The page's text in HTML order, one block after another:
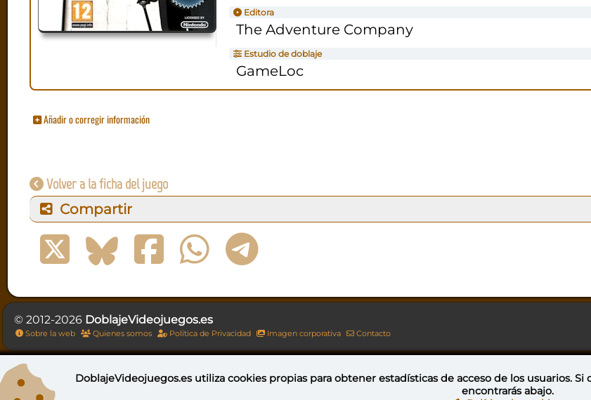
Editora
The Adventure Company
Estudio de doblaje
GameLoc
Añadir o corregir información
Volver a la ficha del juego
Compartir
© 2012-2026 DoblajeVideojuegos.es
Sobre la web Quienes somos Política de Privacidad Imagen corporativa Contacto
Esta obra está bajo una licencia de Creative Commons Reconocimiento-NoComercial-CompartirIgual 4.0
DoblajeVideojuegos.es utilizacookies propiaspara obtener estadísticas de acceso de los usuarios. Si
encontrarás abajo.